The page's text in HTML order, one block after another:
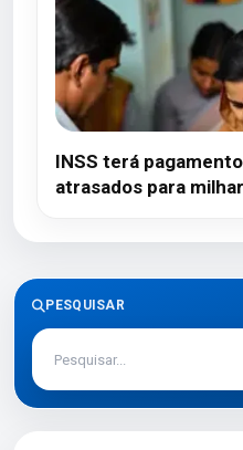
INSS terá
atrasados para
PESQUISAR